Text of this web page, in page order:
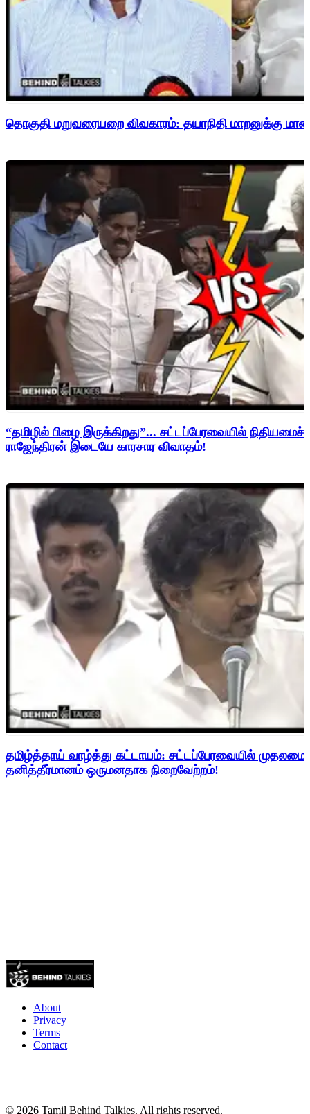
தொகுதி மறுவரையறை விவகாரம்: தயாநிதி மாறனுக்கு
“தமிழில் பிழை இருக்கிறது”... சட்டப்பேரவையில்
ராஜேந்திரன் இடையே காரசார விவாதம்!
தமிழ்த்தாய் வாழ்த்து கட்டாயம்: சட்டப்பேரவையில்
தனித்தீர்மானம் ஒருமனதாக நிறைவேற்றம்!
About
Privacy
Terms
Contact
© 2026 Tamil Behind Talkies. All rights reserved.